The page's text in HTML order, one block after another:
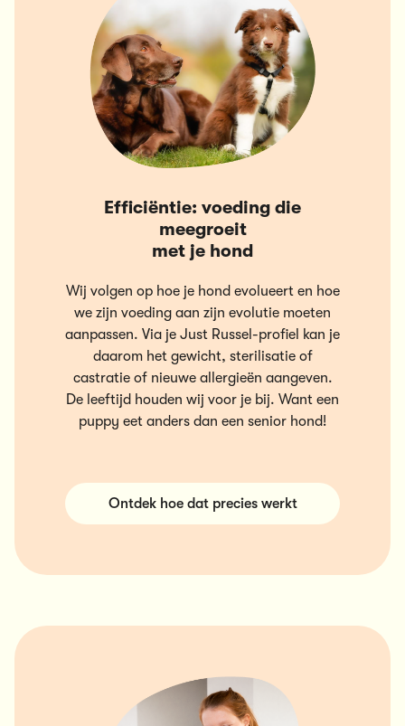
Efficiëntie: voeding die
meegroeit
met je hond
Wij volgen op hoe je hond evolueert en hoe
we zijn voeding aan zijn evolutie moeten
aanpassen. Via je Just Russel-profiel kan je
daarom het gewicht, sterilisatie of
castratie of nieuwe allergieën aangeven.
De leeftijd houden wij voor je bij. Want een
puppy eet anders dan een senior hond!
Ontdek hoe dat precies werkt